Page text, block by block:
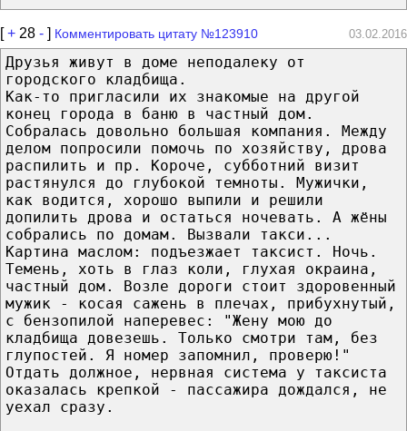
[+ 28 - ] Комментировать цитату №123910 03.02.2016
Друзья живут в доме неподалеку от
городского кладбища.
Как-то пригласили их знакомые на другой
конец города в баню в частный дом.
Собралась довольно большая компания. Между
делом попросили помочь по хозяйству, дрова
распилить и пр. Короче, субботний визит
растянулся до глубокой темноты. Мужички,
как водится, хорошо выпили и решили
допилить дрова и остаться ночевать. А жёны
собрались по домам. Вызвали такси...
Картина маслом: подъезжает таксист. Ночь.
Темень, хоть в глаз коли, глухая окраина,
частный дом. Возле дороги стоит здоровенный
мужик - косая сажень в плечах, прибухнутый,
с бензопилой наперевес: "Жену мою до
кладбища довезешь. Только смотри там, без
глупостей. Я номер запомнил, проверю!"
Отдать должное, нервная система у таксиста
оказалась крепкой - пассажира дождался, не
уехал сразу.